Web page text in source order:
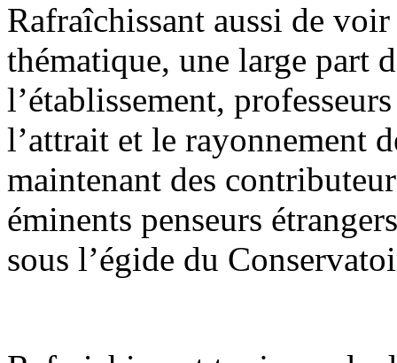
Rafraîchissant aussi de voir
thématique, une large part
l’établissement,
l’attrait et le rayonnement
maintenant des
éminents penseurs
sous l’égide du